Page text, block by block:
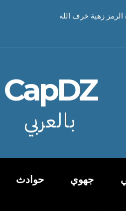
الرمز زهية خرف الله
CapDZ
بالعربي
جهوي حوادث